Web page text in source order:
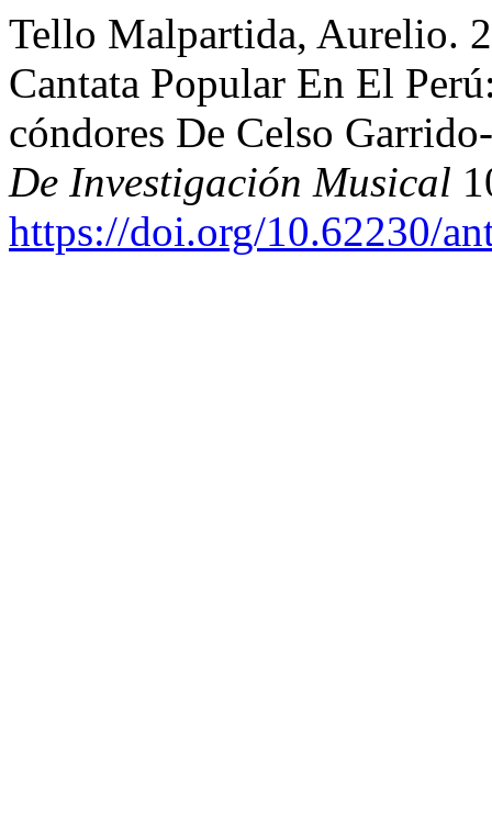
Tello Malpartida, Aurelio.
Cantata Popular En El
cóndores De Celso
De Investigación Musical
https://doi.org/10.62230/